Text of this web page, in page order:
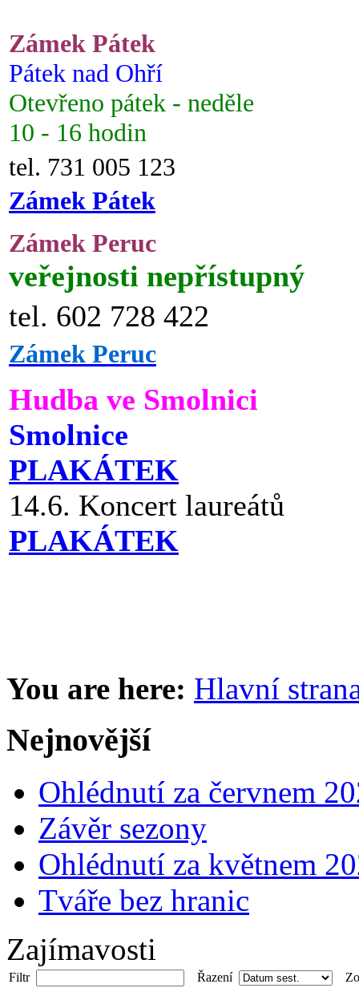
Zámek Pátek
Pátek nad Ohří
Otevřeno pátek - neděle
10 - 16 hodin
tel. 731 005 123
Zámek Pátek
Zámek Peruc
veřejnosti nepřístupný
tel. 602 728 422
Zámek Peruc
Hudba ve Smolnici
Smolnice
PLAKÁTEK
14.6. Koncert laureátů
PLAKÁTEK
You are here: Hlavní
Nejnovější
Ohlédnutí za červnem
Závěr sezony
Ohlédnutí za květnem
Tváře bez hranic
Zajímavosti
Filtr Řazení